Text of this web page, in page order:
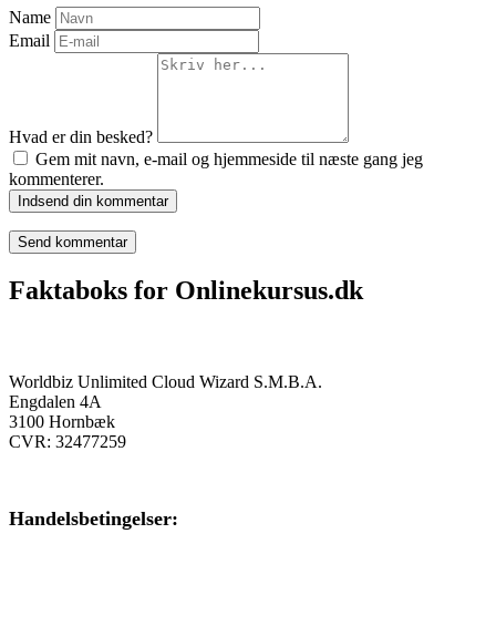
Name
Email
Hvad er din besked?
Gem mit navn, e-mail og hjemmeside til næste gang jeg
kommenterer.
Indsend din kommentar
Faktaboks for Onlinekursus.dk
Worldbiz Unlimited Cloud Wizard S.M.B.A.
Engdalen 4A
3100 Hornbæk
CVR: 32477259
Handelsbetingelser: